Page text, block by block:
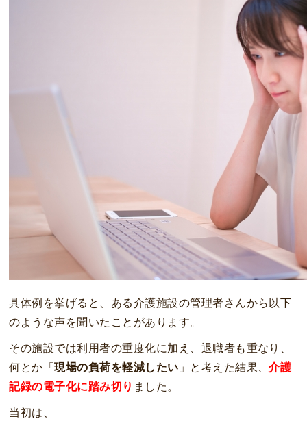
具体例を挙げると、ある介護施設の管理者さんから以下
のような声を聞いたことがあります。
その施設では利用者の重度化に加え、退職者も重なり、
何とか「現場の負荷を軽減したい 」と考えた結果、介護
記録の電子化に踏み切り ました。
当初は、